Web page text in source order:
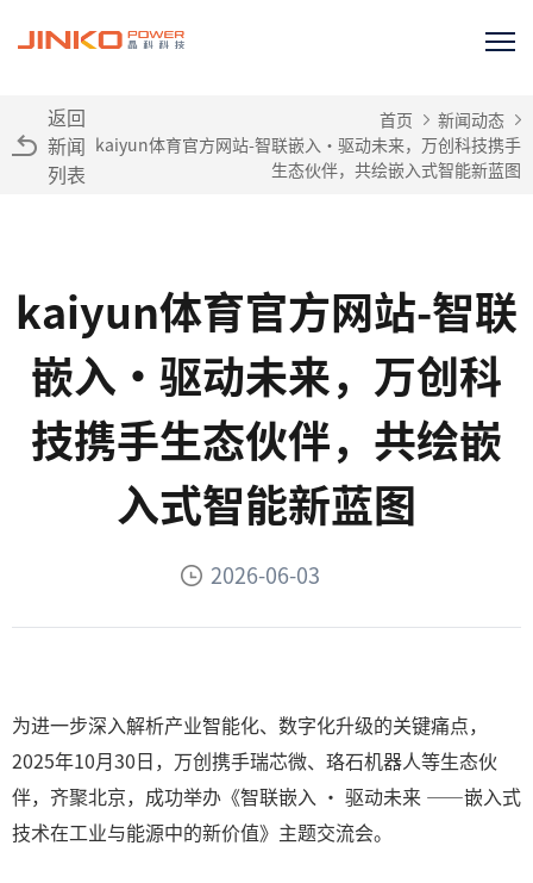
返回
新闻
列表
首页
新闻动态
kaiyun体育官方网站-智联嵌入·驱动未来，万创科技携手
生态伙伴，共绘嵌入式智能新蓝图
kaiyun体育官方网站-智联
嵌入·驱动未来，万创科
技携手生态伙伴，共绘嵌
入式智能新蓝图
2026-06-03
为进一步深入解析产业智能化、数字化升级的关键痛点，
2025年10月30日，万创携手瑞芯微、珞石机器人等生态伙
伴，齐聚北京，成功举办《智联嵌入 · 驱动未来 ——嵌入式
技术在工业与能源中的新价值》主题交流会。